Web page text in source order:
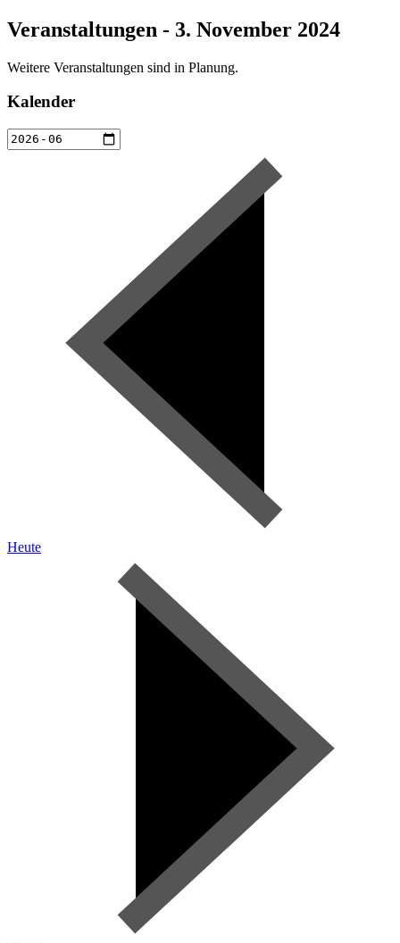
Veranstaltungen - 3. November 2024
Weitere Veranstaltungen sind in Planung.
Kalender
Heute